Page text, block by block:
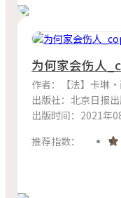
为何家会伤人
作者：【法】卡琳
出版社：北京日报
出版时间：2021年
推荐指数：